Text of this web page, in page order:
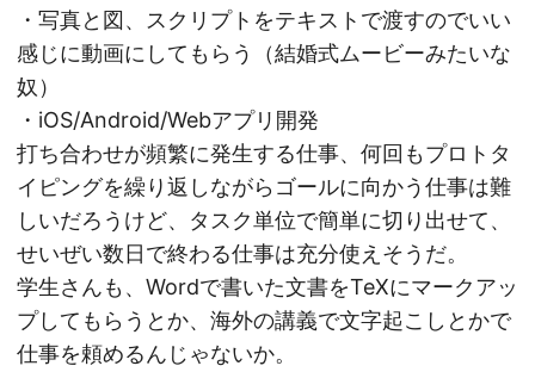
・写真と図、スクリプトをテキストで渡すのでいい
感じに動画にしてもらう（結婚式ムービーみたいな
奴）
・iOS/Android/Webアプリ開発
打ち合わせが頻繁に発生する仕事、何回もプロトタ
イピングを繰り返しながらゴールに向かう仕事は難
しいだろうけど、タスク単位で簡単に切り出せて、
せいぜい数日で終わる仕事は充分使えそうだ。
学生さんも、Wordで書いた文書をTeXにマークアッ
プしてもらうとか、海外の講義で文字起こしとかで
仕事を頼めるんじゃないか。